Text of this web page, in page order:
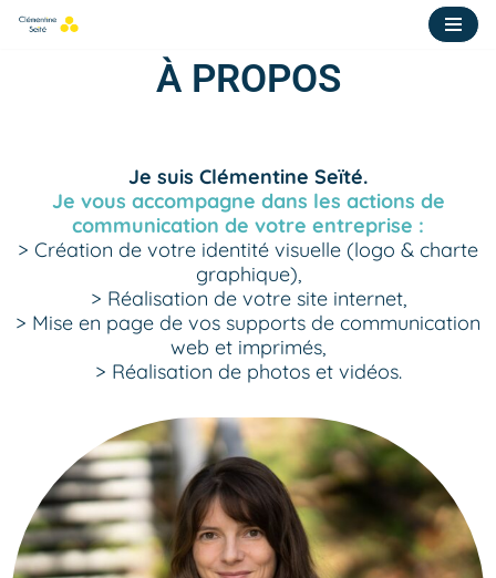
À PROPOS
Je suis Clémentine Seïté.
Je vous accompagne dans les actions de
communication de votre entreprise :
> Création de votre identité visuelle (logo & charte
graphique),
> Réalisation de votre site internet,
> Mise en page de vos supports de communication
web et imprimés,
> Réalisation de photos et vidéos.